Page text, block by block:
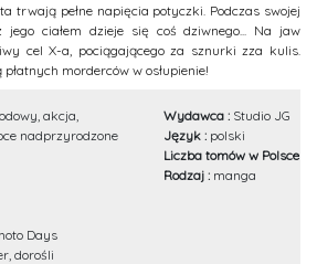
trwają pełne napięcia potyczki. Podczas swojej
ciałem dzieje się coś dziwnego... Na jaw
cel X-a, pociągającego za sznurki zza kulis.
morderców w osłupienie!
akcja,
nadprzyrodzone
Days
dorośli
Wydawca : Studio JG
Język : polski
Liczba tomów w Polsce :
Rodzaj : manga